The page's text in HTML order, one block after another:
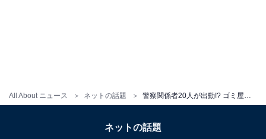
All About ニュース ネットの話題 警察関係者20人が出動!? ゴミ屋敷から発見された人骨の正体に衝撃走る。「元葬儀屋ですが、聞いた事ない事例」
ネットの話題